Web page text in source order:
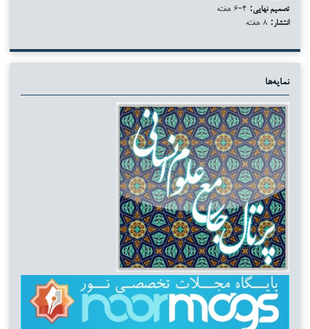
تصمیم نهایی:
انتشار:
نمایه‌ها